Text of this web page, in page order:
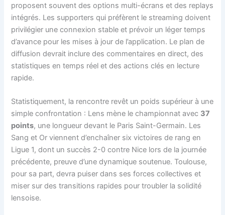
proposent souvent des options multi-écrans et des replays
intégrés. Les supporters qui préfèrent le streaming doivent
privilégier une connexion stable et prévoir un léger temps
d’avance pour les mises à jour de l’application. Le plan de
diffusion devrait inclure des commentaires en direct, des
statistiques en temps réel et des actions clés en lecture
rapide.
Statistiquement, la rencontre revêt un poids supérieur à une
simple confrontation : Lens mène le championnat avec 37
points, une longueur devant le Paris Saint-Germain. Les
Sang et Or viennent d’enchaîner six victoires de rang en
Ligue 1, dont un succès 2-0 contre Nice lors de la journée
précédente, preuve d’une dynamique soutenue. Toulouse,
pour sa part, devra puiser dans ses forces collectives et
miser sur des transitions rapides pour troubler la solidité
lensoise.